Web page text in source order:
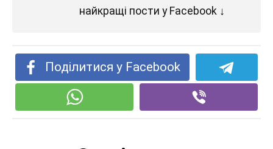
найкращі пости у Facebook ↓
Поділитися у Facebook